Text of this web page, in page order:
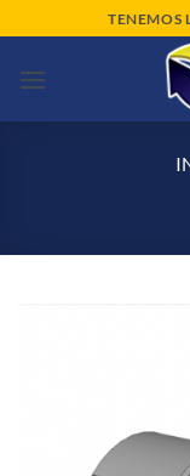
al
contenido
TENEMOS